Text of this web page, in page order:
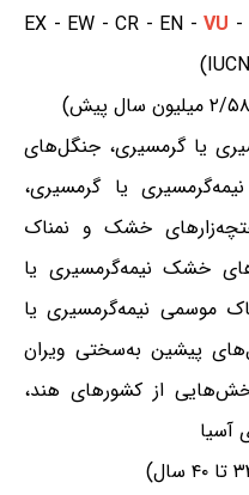
VU -
یا گرمسیری، جنگل‌های
یا گرمسیری،
خشک و نمناک
خشک نیمه‌گرمسیری یا
موسمی نیمه‌گرمسیری یا
پیشین به‌سختی ویران
از کشورهای هند،
آسیا